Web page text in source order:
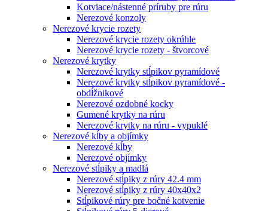
Kotviace/nástenné príruby pre rúru
Nerezové konzoly
Nerezové krycie rozety
Nerezové krycie rozety okrúhle
Nerezové krycie rozety - štvorcové
Nerezové krytky
Nerezové krytky stĺpikov pyramídové
Nerezové krytky stĺpikov pyramídové -
obdĺžnikové
Nerezové ozdobné kocky
Gumené krytky na rúru
Nerezové krytky na rúru - vypuklé
Nerezové kĺby a objímky
Nerezové kĺby
Nerezové objímky
Nerezové stĺpiky a madlá
Nerezové stĺpiky z rúry 42.4 mm
Nerezové stĺpiky z rúry 40x40x2
Stĺpikové rúry pre bočné kotvenie